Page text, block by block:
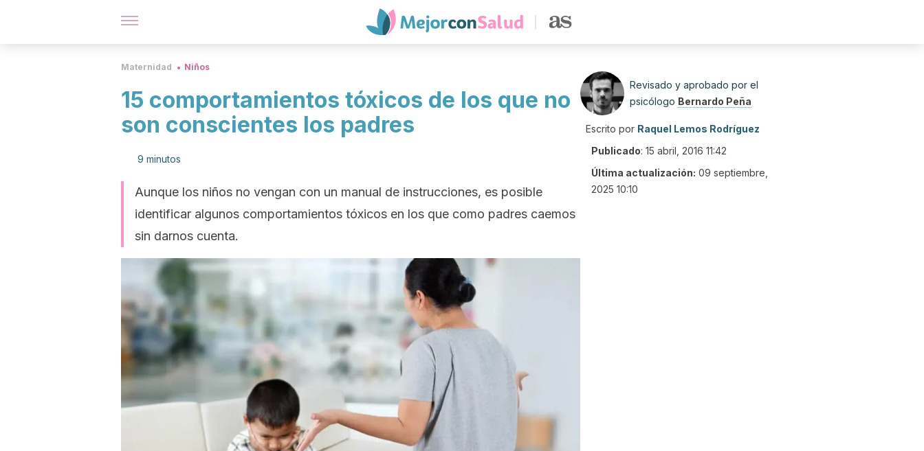
Maternidad Niños
15 comportamientos tóxicos de los que no
son conscientes los padres
9 minutos
Aunque los niños no vengan con un manual de instrucciones, es posible
identificar algunos comportamientos tóxicos en los que como padres caemos
sin darnos cuenta.
Revisado y aprobado por el
psicólogo Bernardo Peña
Escrito por Raquel Lemos Rodríguez
Publicado: 15 abril, 2016 11:42
Última actualización: 09 septiembre,
2025 10:10